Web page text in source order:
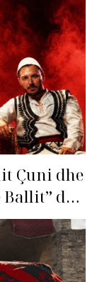
Çuni dhe
dhe